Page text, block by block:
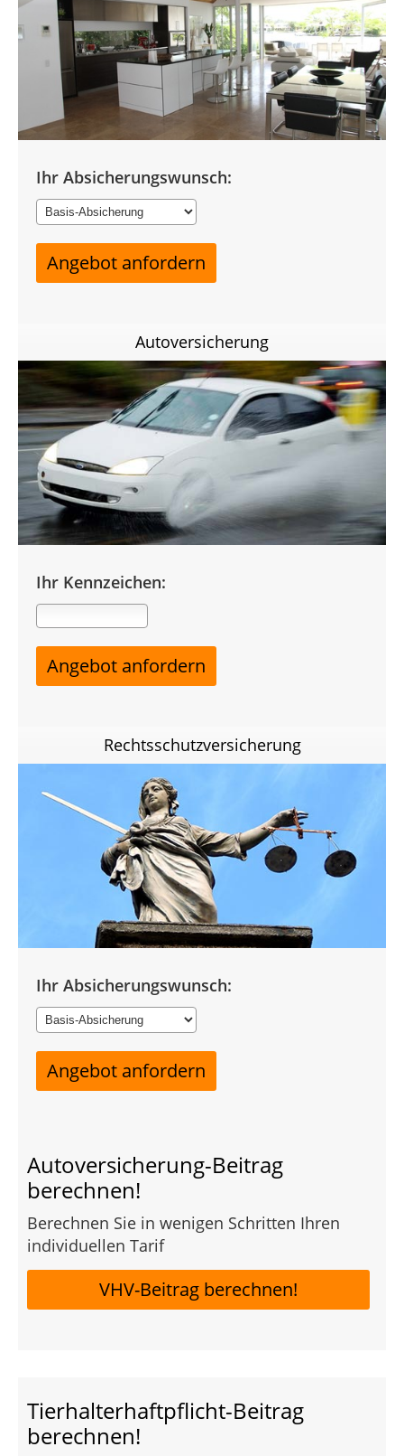
Ihr Absicherungswunsch:
Autoversicherung
Ihr Kennzeichen:
Rechtsschutzversicherung
Ihr Absicherungswunsch:
Autoversicherung-Beitrag
berechnen!
Berechnen Sie in wenigen Schritten Ihren
individuellen Tarif
VHV-Beitrag berechnen!
Tierhalterhaftpflicht-Beitrag
berechnen!